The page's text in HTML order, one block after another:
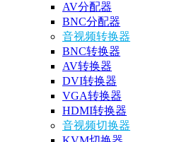
AV分配器
BNC分配器
音视频转换器
BNC转换器
AV转换器
DVI转换器
VGA转换器
HDMI转换器
音视频切换器